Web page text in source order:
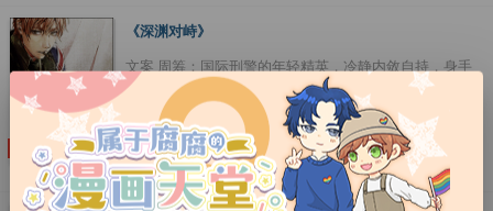
连载
《深渊对峙》
文案 周筹：国际刑警的年轻精英，冷静内敛自持，身手
了得枪法精湛， 他的人生本该是长风万里，却在安森•罗
伦佐这个深渊之前停下了脚步。 当所有人在安森•罗伦佐
的魅力与心计前纷纷落马时，周筹依然保留原有的自己。
直到那场爆炸打乱了他的人生，他从一个国际刑警卧底成
为钻石豪门的继承人， 奉命接近这个深不可测的男人……
作者：焦糖冬
瓜
更新至第86章